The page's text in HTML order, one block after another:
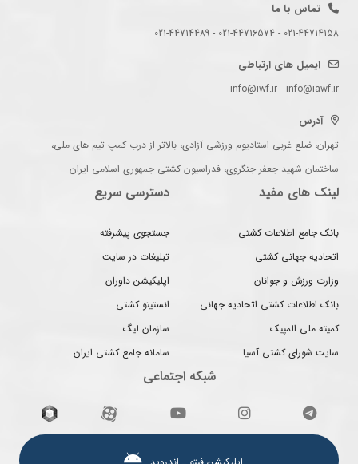
تماس با ما
021-44714158 - 021-44716574 - 021-44714489
ایمیل های ارتباطی
info@iwf.ir - info@iawf.ir
آدرس
تهران، ضلع غربی استادیوم ورزشی آزادی، بالاتر از درب کمپ تیم های ملی،
ساختمان شهید جعفر جنگروی، فدراسیون کشتی جمهوری اسلامی ایران
لینک های مفید
بانک جامع اطلاعات کشتی
اتحادیه جهانی کشتی
وزارت ورزش و جوانان
بانک اطلاعات کشتی اتحادیه جهانی
کمیته ملی المپیک
سایت شورای کشتی آسیا
دسترسی سریع
جستجوی پیشرفته
تبلیغات در سایت
اپلیکیشن داوران
انستیتو کشتی
سازمان لیگ
سامانه جامع کشتی ایران
شبکه اجتماعی